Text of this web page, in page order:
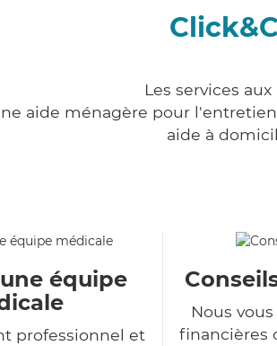
Les services
aide ménagère pour
aide à
équipe
professionnel et
Nous
financières